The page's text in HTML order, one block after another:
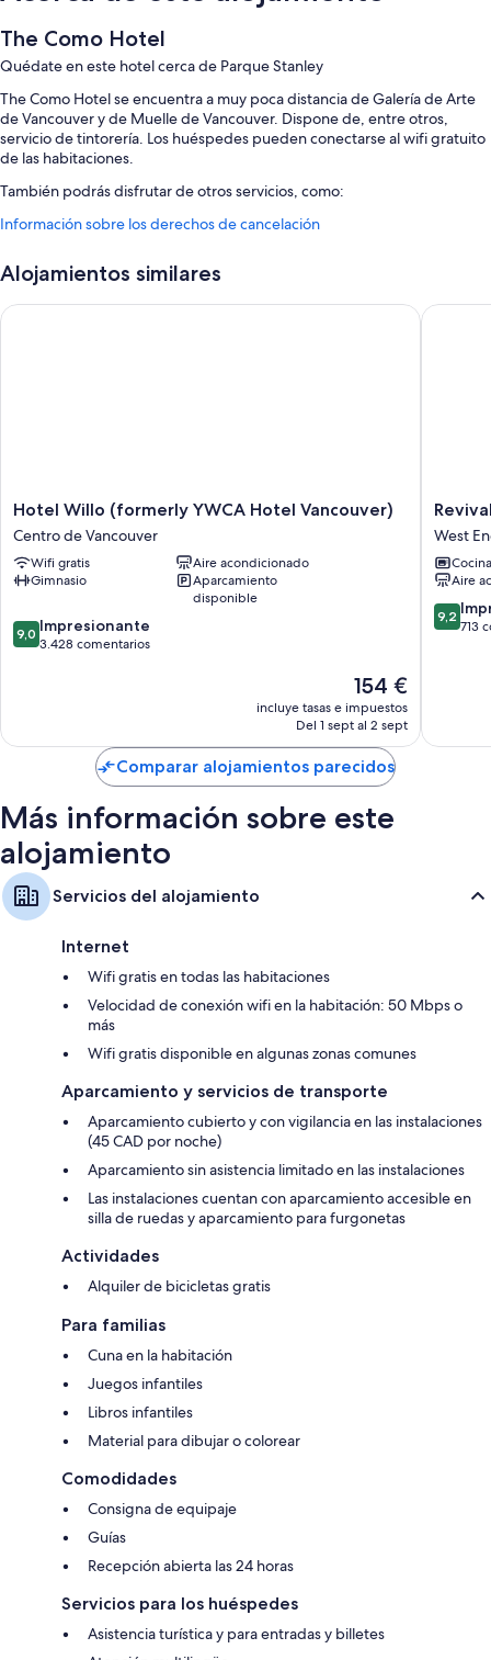
The Como Hotel
Quédate en este hotel cerca de Parque Stanley
The Como Hotel se encuentra a muy poca distancia de Galería de Arte
de Vancouver y de Muelle de Vancouver. Dispone de, entre otros,
servicio de tintorería. Los huéspedes pueden conectarse al wifi gratuito
de las habitaciones.
También podrás disfrutar de otros servicios, como:
Bicicletas gratuitas en las instalaciones, aparcamiento (de pago) y
Consigna de equipaje, un ascensor y personal multilingüe
Un servicio de recepción las 24 horas, servicios de conserjería y
Libros infantiles, materiales para dibujar o pintar y cunas gratuitas
Reciclaje y compostaje
Baños con artículos de higiene personal gratuitos y secadores de
Televisiones inteligentes de 55 pulgadas con servicios de streaming
y canales digitales
Información sobre los derechos de cancelación
Alojamientos similares
Hotel
Willo
(formerly
YWCA
Hotel
Centro
de
Hotel Willo (formerly YWCA Hotel Vancouver)
Centro de Vancouver
Wifi gratis
Aire acondicionado
Gimnasio
Aparcamiento
disponible
9.0
sobre
9,0 Impresionante
3.428 comentarios
El
precio
actual
de
154 €
154 €
incluye tasas e impuestos
Del 1 sept al 2 sept
Hotel Willo (formerly YWCA Hotel Vancouver)
Revival
English
Bay,
West
End
West
Cocina
Aire
9.2
sobre
9,2
713
Revival
Comparar alojamientos parecidos
Más información sobre este
alojamiento
Servicios del alojamiento
Internet
Wifi gratis en todas las habitaciones
Velocidad de conexión wifi en la habitación: 50 Mbps o
más
Wifi gratis disponible en algunas zonas comunes
Aparcamiento y servicios de transporte
Aparcamiento cubierto y con vigilancia en las instalaciones
(45 CAD por noche)
Aparcamiento sin asistencia limitado en las instalaciones
Las instalaciones cuentan con aparcamiento accesible en
silla de ruedas y aparcamiento para furgonetas
Actividades
Alquiler de bicicletas gratis
Para familias
Cuna en la habitación
Juegos infantiles
Libros infantiles
Material para dibujar o colorear
Comodidades
Consigna de equipaje
Guías
Recepción abierta las 24 horas
Servicios para los huéspedes
Asistencia turística y para entradas y billetes